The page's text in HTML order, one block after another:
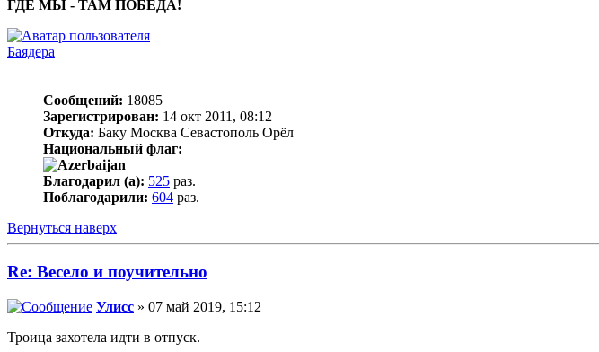
ГДЕ МЫ - ТАМ ПОБЕДА!
Баядера
Сообщений: 18085
Зарегистрирован: 14 окт 2011, 08:12
Откуда: Баку Москва Севастополь Орёл
Национальный флаг:
Благодарил (а): 525 раз.
Поблагодарили: 604 раз.
Вернуться наверх
Re: Весело и поучительно
Улисс » 07 май 2019, 15:12
Троица захотела идти в отпуск.